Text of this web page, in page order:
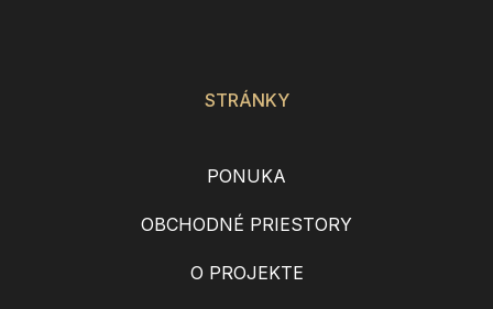
STRÁNKY
PONUKA
OBCHODNÉ PRIESTORY
O PROJEKTE